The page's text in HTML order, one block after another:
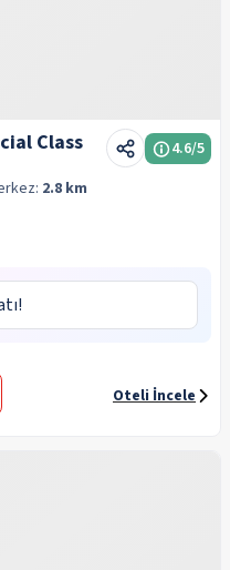
Class 4.6/5
2.8 km
Oteli İncele